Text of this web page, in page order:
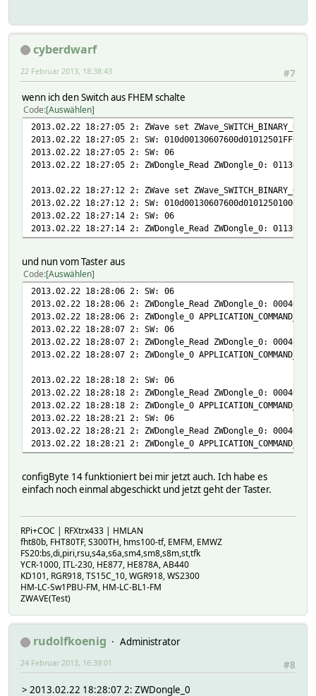
cyberdwarf
#7
22 Februar 2013, 18:38:43
wenn ich den Switch aus FHEM schalte
Code Auswählen
2013.02.22 18:27:05 2: ZWave set ZWave_SWITCH_BINARY_6.01
2013.02.22 18:27:05 2: SW: 010d00130607600d01012501FF0553
2013.02.22 18:27:05 2: SW: 06
2013.02.22 18:27:05 2: ZWDongle_Read ZWDongle_0: 011301
2013.02.22 18:27:12 2: ZWave set
2013.02.22 18:27:12 2: SW: 010d00130607600d010125010005ac
2013.02.22 18:27:14 2: SW: 06
2013.02.22 18:27:14 2: ZWDongle_Read ZWDongle_0: 011301
und nun vom Taster aus
Code Auswählen
2013.02.22 18:28:06 2: SW: 06
2013.02.22 18:28:06 2: ZWDongle_Read ZWDongle_0:
2013.02.22 18:28:06 2: ZWDongle_0
2013.02.22 18:28:07 2: SW: 06
2013.02.22 18:28:07 2: ZWDongle_Read ZWDongle_0:
2013.02.22 18:28:07 2: ZWDongle_0
2013.02.22 18:28:18 2: SW: 06
2013.02.22 18:28:18 2: ZWDongle_Read ZWDongle_0:
2013.02.22 18:28:18 2: ZWDongle_0
2013.02.22 18:28:21 2: SW: 06
2013.02.22 18:28:21 2: ZWDongle_Read ZWDongle_0:
2013.02.22 18:28:21 2: ZWDongle_0
configByte 14 funktioniert bei mir jetzt auch. Ich habe es
einfach noch einmal abgeschickt und jetzt geht der Taster.
RPi+COC | RFXtrx433 | HMLAN
fht80b, FHT80TF, S300TH, hms100-tf, EMFM, EMWZ
FS20:bs,di,piri,rsu,s4a,s6a,sm4,sm8,s8m,st,tfk
YCR-1000, ITL-230, HE877, HE878A, AB440
KD101, RGR918, TS15C_10, WGR918, WS2300
HM-LC-Sw1PBU-FM, HM-LC-BL1-FM
ZWAVE(Test)
rudolfkoenig
Administrator
#8
24 Februar 2013, 16:39:01
> 2013.02.22 18:28:07 2: ZWDongle_0